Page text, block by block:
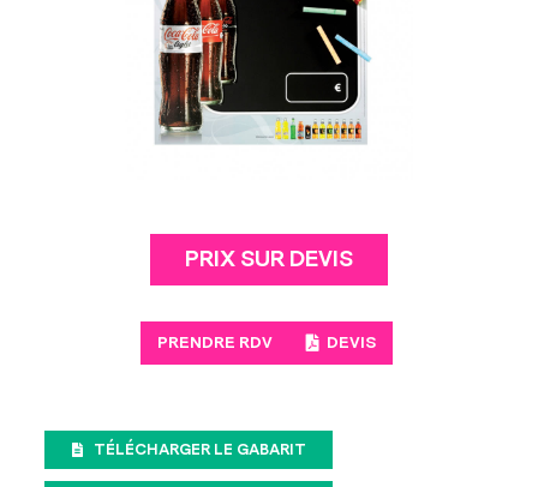
PRIX SUR DEVIS
PRENDRE RDV DEVIS
TÉLÉCHARGER LE GABARIT